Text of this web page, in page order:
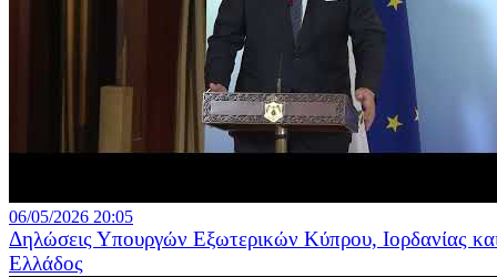
06/05/2026 20:05
Δηλώσεις Υπουργών Εξωτερικών Κύπρου, Ιορδανίας
Ελλάδος